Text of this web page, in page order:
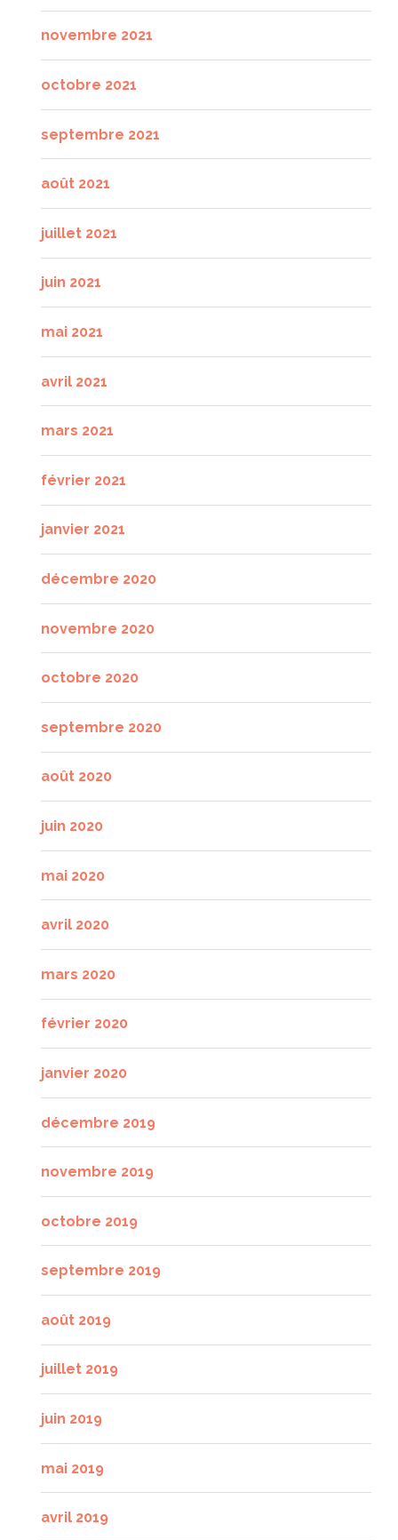
novembre 2021
octobre 2021
septembre 2021
août 2021
juillet 2021
juin 2021
mai 2021
avril 2021
mars 2021
février 2021
janvier 2021
décembre 2020
novembre 2020
octobre 2020
septembre 2020
août 2020
juin 2020
mai 2020
avril 2020
mars 2020
février 2020
janvier 2020
décembre 2019
novembre 2019
octobre 2019
septembre 2019
août 2019
juillet 2019
juin 2019
mai 2019
avril 2019